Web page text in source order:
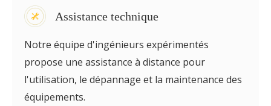
Assistance technique
Notre équipe d'ingénieurs expérimentés
propose une assistance à distance pour
l'utilisation, le dépannage et la maintenance des
équipements.